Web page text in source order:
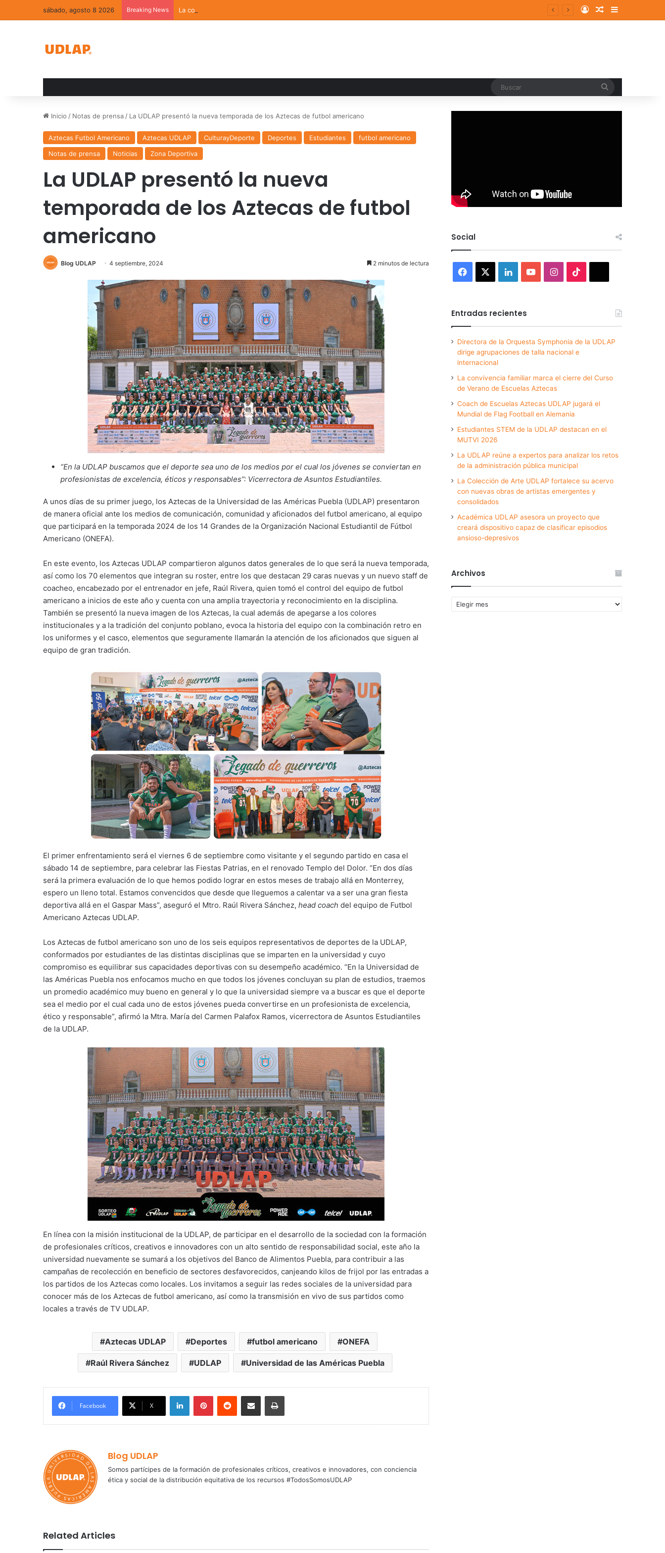
sábado, agosto 8 2026 Breaking News La convivencia familiar marca el cierre del Curso de Verano de Escuelas Aztecas Log InRandom Article
Sidebar
Inicio / Notas de prensa / La UDLAP presentó la nueva temporada de los Aztecas de futbol americano
Aztecas Futbol Americano Aztecas UDLAP CulturayDeporte Deportes Estudiantes
futbol americano
Notas de prensa
Noticias Zona Deportiva
La UDLAP presentó la nueva
temporada de los Aztecas de futbol
americano
Blog UDLAP 4 septiembre, 2024 2 minutos de lectura
“En la UDLAP buscamos que el deporte sea uno de los medios por el cual los jóvenes se conviertan en
profesionistas de excelencia, éticos y responsables”: Vicerrectora de Asuntos Estudiantiles.
A unos días de su primer juego, los Aztecas de la Universidad de las Américas Puebla (UDLAP) presentaron
de manera oficial ante los medios de comunicación, comunidad y aficionados del futbol americano, al equipo
que participará en la temporada 2024 de los 14 Grandes de la Organización Nacional Estudiantil de Fútbol
Americano (ONEFA).
En este evento, los Aztecas UDLAP compartieron algunos datos generales de lo que será la nueva temporada,
así como los 70 elementos que integran su roster, entre los que destacan 29 caras nuevas y un nuevo staff de
coacheo, encabezado por el entrenador en jefe, Raúl Rivera, quien tomó el control del equipo de futbol
americano a inicios de este año y cuenta con una amplia trayectoria y reconocimiento en la disciplina.
También se presentó la nueva imagen de los Aztecas, la cual además de apegarse a los colores
institucionales y a la tradición del conjunto poblano, evoca la historia del equipo con la combinación retro en
los uniformes y el casco, elementos que seguramente llamarán la atención de los aficionados que siguen al
equipo de gran tradición.
El primer enfrentamiento será el viernes 6 de septiembre como visitante y el segundo partido en casa el
sábado 14 de septiembre, para celebrar las Fiestas Patrias, en el renovado Templo del Dolor. “En dos días
será la primera evaluación de lo que hemos podido lograr en estos meses de trabajo allá en Monterrey,
espero un lleno total. Estamos convencidos que desde que lleguemos a calentar va a ser una gran fiesta
deportiva allá en el Gaspar Mass”, aseguró el Mtro. Raúl Rivera Sánchez, head coach del equipo de Futbol
Americano Aztecas UDLAP.
Los Aztecas de futbol americano son uno de los seis equipos representativos de deportes de la UDLAP,
conformados por estudiantes de las distintas disciplinas que se imparten en la universidad y cuyo
compromiso es equilibrar sus capacidades deportivas con su desempeño académico. “En la Universidad de
las Américas Puebla nos enfocamos mucho en que todos los jóvenes concluyan su plan de estudios, traemos
un promedio académico muy bueno en general y lo que la universidad siempre va a buscar es que el deporte
sea el medio por el cual cada uno de estos jóvenes pueda convertirse en un profesionista de excelencia,
ético y responsable”, afirmó la Mtra. María del Carmen Palafox Ramos, vicerrectora de Asuntos Estudiantiles
de la UDLAP.
En línea con la misión institucional de la UDLAP, de participar en el desarrollo de la sociedad con la formación
de profesionales críticos, creativos e innovadores con un alto sentido de responsabilidad social, este año la
universidad nuevamente se sumará a los objetivos del Banco de Alimentos Puebla, para contribuir a las
campañas de recolección en beneficio de sectores desfavorecidos, canjeando kilos de frijol por las entradas a
los partidos de los Aztecas como locales. Los invitamos a seguir las redes sociales de la universidad para
conocer más de los Aztecas de futbol americano, así como la transmisión en vivo de sus partidos como
locales a través de TV UDLAP.
Aztecas UDLAP Deportes futbol americano ONEFA
Raúl Rivera Sánchez UDLAP Universidad de las Américas Puebla
Facebook X
LinkedInPinterestReddit Share via Email Print
Blog UDLAP
Somos partícipes de la formación de profesionales críticos, creativos e innovadores, con conciencia
ética y social de la distribución equitativa de los recursos #TodosSomosUDLAP
Related Articles
Social
Facebook LinkedInYouTubeInstagram
Entradas recientes
Directora de la Orquesta Symphonia de la UDLAP
dirige agrupaciones de talla nacional e
internacional
La convivencia familiar marca el cierre del Curso
de Verano de Escuelas Aztecas
Coach de Escuelas Aztecas UDLAP jugará el
Mundial de Flag Football en Alemania
Estudiantes STEM de la UDLAP destacan en el
MUTVI 2026
La UDLAP reúne a expertos para analizar los retos
de la administración pública municipal
La Colección de Arte UDLAP fortalece su acervo
con nuevas obras de artistas emergentes y
consolidados
Académica UDLAP asesora un proyecto que
creará dispositivo capaz de clasificar episodios
ansioso-depresivos
Archivos
Archivos